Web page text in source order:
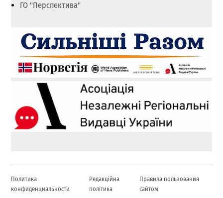
ГО "Перспектива"
Политика
конфиденциальности
Редакційна
політика
Правила пользования
сайтом